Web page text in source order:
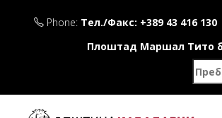
Phone: Тел./Факс: +389 43 416 130
Плоштад Маршал Тито